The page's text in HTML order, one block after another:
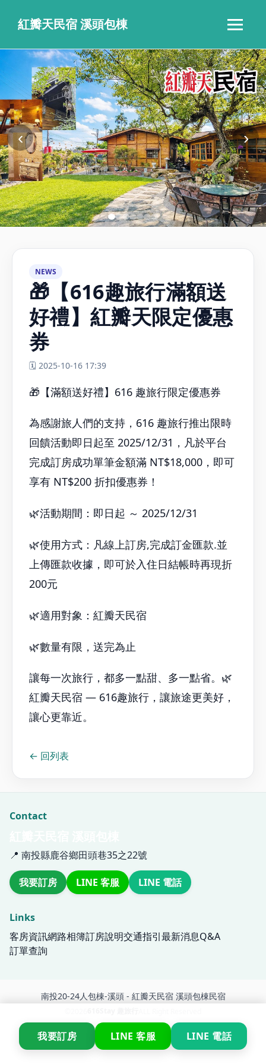
紅瓣天民宿 溪頭包棟
‹ ›
NEWS
🎁【616趣旅行滿額送
好禮】紅瓣天限定優惠
券
🗓️ 2025-10-16 17:39
🎁【滿額送好禮】616 趣旅行限定優惠券
為感謝旅人們的支持，616 趣旅行推出限時
完成訂房成功單筆金額滿 NT$18,000，即可
享有 NT$200 折扣優惠券！
🌿活動期間：即日起 ～ 2025/12/31
🌿使用方式：凡線上訂房,完成訂金匯款.並
上傳匯款收據，即可於入住日結帳時再現折
🌿適用對象：紅瓣天民宿
🌿數量有限，送完為止
紅瓣天民宿 — 616趣旅行，讓旅途更美好，
讓心更靠近。
← 回列表
Contact
📍 南投縣鹿谷鄉田頭巷35之22號
我要訂房 LINE 客服 LINE 電話
客房資訊網路相簿
訂單查詢
南投20-24人包棟-溪頭 - 紅瓣天民宿 溪頭包棟民宿
我要訂房 LINE 客服 LINE 電話